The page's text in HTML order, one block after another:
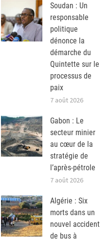
Soudan : Un
responsable
politique
dénonce la
démarche du
Quintette sur le
processus de
paix
7 août 2026
Gabon : Le
secteur minier
au cœur de la
stratégie de
l’après-pétrole
7 août 2026
Algérie : Six
morts dans un
nouvel accident
de bus à